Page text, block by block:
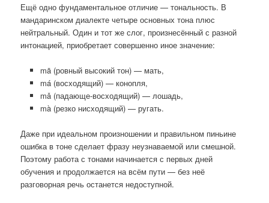
Ещё одно фундаментальное отличие — тональность. В
мандаринском диалекте четыре основных тона плюс
нейтральный. Один и тот же слог, произнесённый с разной
интонацией, приобретает совершенно иное значение:
mā (ровный высокий тон) — мать,
má (восходящий) — конопля,
mǎ (падающе-восходящий) — лошадь,
mà (резко нисходящий) — ругать.
Даже при идеальном произношении и правильном пиньине
ошибка в тоне сделает фразу неузнаваемой или смешной.
Поэтому работа с тонами начинается с первых дней
обучения и продолжается на всём пути — без неё
разговорная речь останется недоступной.